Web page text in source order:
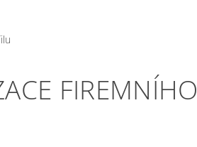
FIREMNÍHO